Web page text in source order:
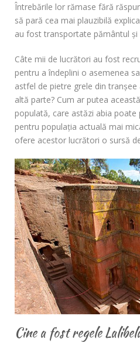
Întrebările lor rămase fără
să pară cea mai plauzibilă
au fost transportate pământul şi
Câte mii de lucrători au fost
pentru a îndeplini o asemenea
astfel de pietre grele din
altă parte? Cum ar putea
populată, care astăzi abia
pentru populaţia actuală mai
ofere acestor lucrători o sursă
Cine a fost regele